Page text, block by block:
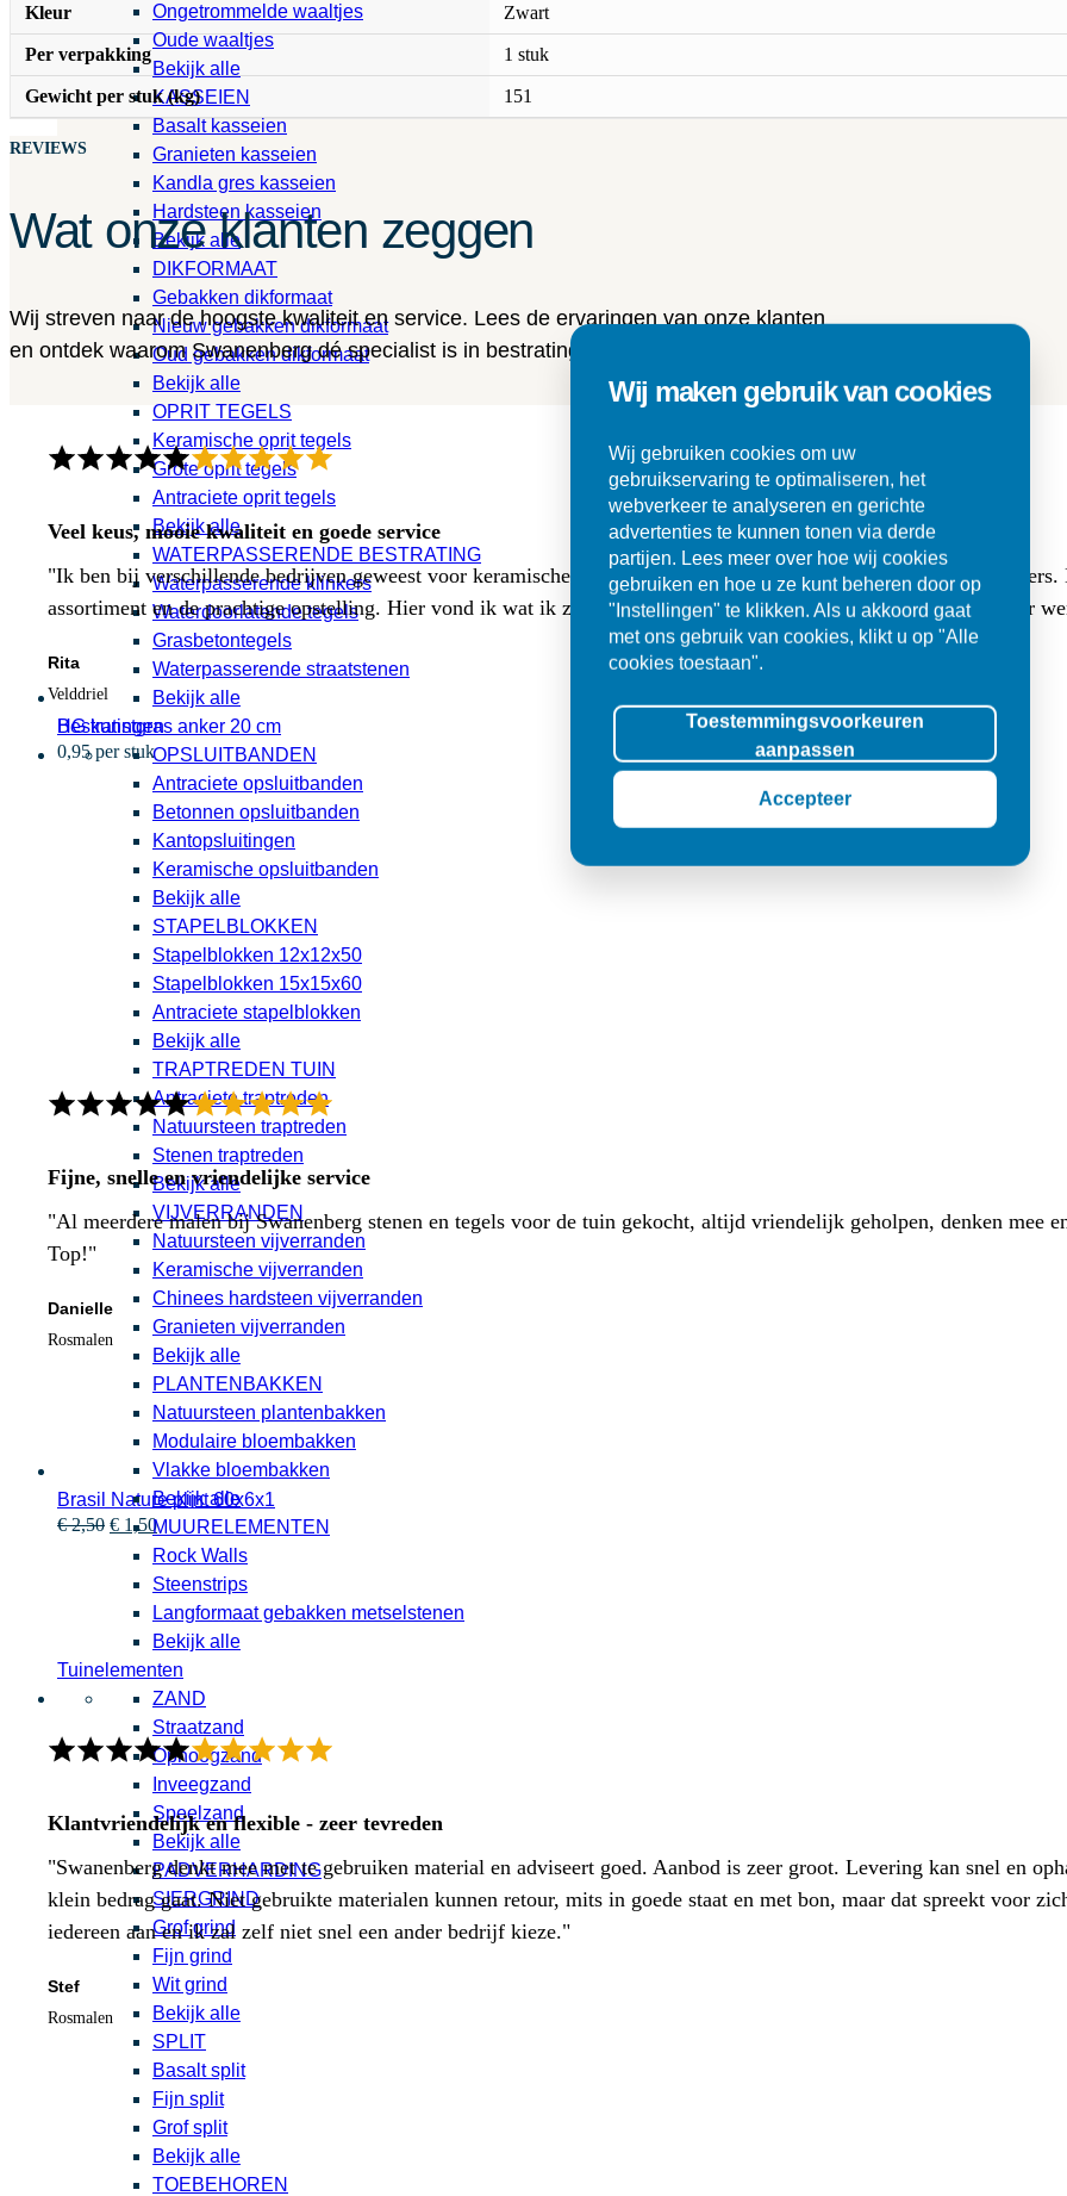
HG kunstgras anker 20 cm
0,95 per stuk
Brasil Nature plint 60x6x1
€2,50 Oorspronkelijke
was:
€ 2,50.
€ 1,50Huidige
prijs
is:
€ 1,50.
Ongetrommelde waaltjes
Oude waaltjes
Bekijk alle
KASSEIEN
Basalt kasseien
Granieten kasseien
Kandla gres kasseien
Hardsteen kasseien
Bekijk alle
DIKFORMAAT
Gebakken dikformaat
Nieuw gebakken dikformaat
Oud gebakken dikformaat
Bekijk alle
OPRIT TEGELS
Keramische oprit tegels
Grote oprit tegels
Antraciete oprit tegels
Bekijk alle
WATERPASSERENDE BESTRATING
Waterpasserende klinkers
Waterdoorlatende tegels
Grasbetontegels
Waterpasserende straatstenen
Bekijk alle
Bestratingen
OPSLUITBANDEN
Antraciete opsluitbanden
Betonnen opsluitbanden
Kantopsluitingen
Keramische opsluitbanden
Bekijk alle
STAPELBLOKKEN
Stapelblokken 12x12x50
Stapelblokken 15x15x60
Antraciete stapelblokken
Bekijk alle
TRAPTREDEN TUIN
Antraciete traptreden
Natuursteen traptreden
Stenen traptreden
Bekijk alle
VIJVERRANDEN
Natuursteen vijverranden
Keramische vijverranden
Chinees hardsteen vijverranden
Granieten vijverranden
Bekijk alle
PLANTENBAKKEN
Natuursteen plantenbakken
Modulaire bloembakken
Vlakke bloembakken
Bekijk alle
MUURELEMENTEN
Rock Walls
Steenstrips
Langformaat gebakken metselstenen
Bekijk alle
Tuinelementen
ZAND
Straatzand
Ophoogzand
Inveegzand
Speelzand
Bekijk alle
PADVERHARDING
SIERGRIND
Grof grind
Fijn grind
Wit grind
Bekijk alle
SPLIT
Basalt split
Fijn split
Grof split
Bekijk alle
TOEBEHOREN
Kleur Zwart
Per verpakking 1 stuk
Gewicht per stuk (kg) 151
REVIEWS
Wat onze klanten zeggen
Wij streven naar de hoogste kwaliteit en service. Lees de ervaringen van onze klanten
en ontdek waarom Swanenberg dé specialist is in bestrating en tegels.
Veel keus, mooie kwaliteit en goede service
"Ik ben bij verschillende bedrijven geweest voor keramische buitentegels (3 cm dik, 80x80) en (luxe lange)
assortiment en de prachtige opstelling. Hier vond ik wat ik zocht. Ik werd er met veel geduld goed geholpen en er
Rita
Velddriel
Fijne, snelle en vriendelijke service
"Al meerdere malen bij Swanenberg stenen en tegels voor de tuin gekocht, altijd vriendelijk geholpen, denken mee
Top!"
Danielle
Rosmalen
Klantvriendelijk en flexible - zeer tevreden
"Swanenberg denkt mee met te gebruiken material en adviseert goed. Aanbod is zeer groot. Levering kan snel en
klein bedrag gaat. Niet gebruikte materialen kunnen retour, mits in goede staat en met bon, maar dat spreekt voor
iedereen aan en ik zal zelf niet snel een ander bedrijf kieze."
Stef
Rosmalen
Wij maken gebruik van cookies
Wij gebruiken cookies om uw
gebruikservaring te optimaliseren, het
webverkeer te analyseren en gerichte
advertenties te kunnen tonen via derde
partijen. Lees meer over hoe wij cookies
gebruiken en hoe u ze kunt beheren door op
"Instellingen" te klikken. Als u akkoord gaat
met ons gebruik van cookies, klikt u op "Alle
cookies toestaan".
Toestemmingsvoorkeuren
aanpassen
Accepteer